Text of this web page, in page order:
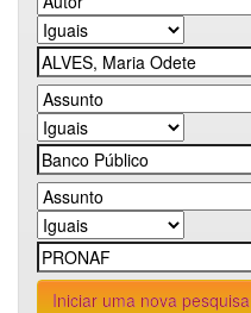
Iniciar uma nova pesquisa